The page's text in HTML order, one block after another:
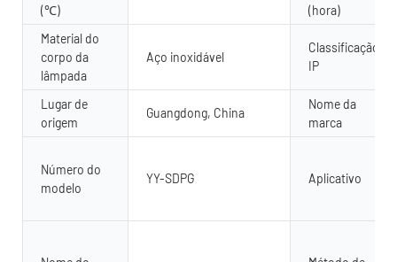
(℃)
(hora)
Material do
corpo da
lâmpada
Aço inoxidável
Classificação
IP
Lugar de
origem
Guangdong, China
Nome da
marca
Número do
modelo
YY-SDPG Aplicativo